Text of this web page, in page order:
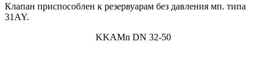
Клапан приспособлен к резервуарам без давления мп. типа
31AY.
KKAMn DN 32-50